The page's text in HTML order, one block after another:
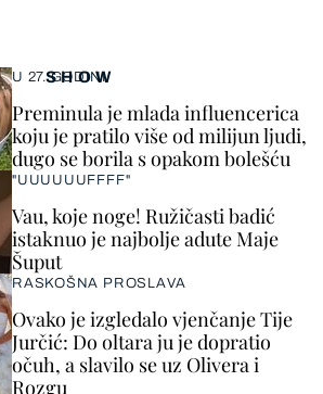
SHOW
U 27. GODINI
Preminula je mlada influencerica
koju je pratilo više od milijun ljudi,
dugo se borila s opakom bolešću
"UUUUUUFFFF"
Vau, koje noge! Ružičasti badić
istaknuo je najbolje adute Maje
Šuput
RASKOŠNA PROSLAVA
Ovako je izgledalo vjenčanje Tije
Jurčić: Do oltara ju je dopratio
očuh, a slavilo se uz Olivera i
Rozgu